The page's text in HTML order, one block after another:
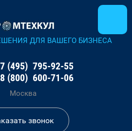
ДЛЯ ВАШЕГО БИЗНЕСА
(495) 795-92-55
8 (800) 600-71-06
Москва
звонок